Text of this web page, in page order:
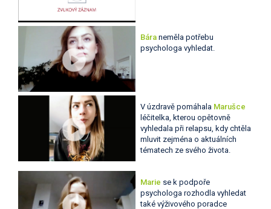
Bára neměla potřebu
psychologa vyhledat.
V úzdravě pomáhala Marušce
léčitelka, kterou opětovně
vyhledala při relapsu, kdy chtěla
mluvit zejména o aktuálních
tématech ze svého života.
Marie se k podpoře
psychologa rozhodla vyhledat
také výživového poradce